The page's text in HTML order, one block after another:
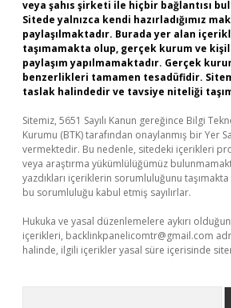
veya şahıs şirketi ile hiçbir bağlantısı
Sitede yalnızca kendi hazırladığımız
paylaşılmaktadır. Burada yer alan
taşımamakta olup, gerçek kurum ve
paylaşım yapılmamaktadır. Gerçek
benzerlikleri tamamen tesadüfidir.
taslak halindedir ve tavsiye niteliği
Sitemiz, 5651 Sayılı Kanun gereğince Bilgi
Kurumu (BTK) tarafından onaylanmış bir Yer
vermektedir. Bu nedenle, sitedeki içerikleri
veya araştırma yükümlülüğümüz
yazdıkları içeriklerin sorumluluğunu
bu sorumluluğu kabul etmiş sayılırlar.
Hukuka ve yasal düzenlemelere aykırı
içerikleri, backlinkpanelicomtr@gmail.com
halinde, ilgili içerikler yasal süre içerisinde